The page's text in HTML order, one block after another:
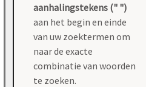
aanhalingstekens (" ")
aan het begin en einde
van uw zoektermen om
naar de exacte
combinatie van woorden
te zoeken.